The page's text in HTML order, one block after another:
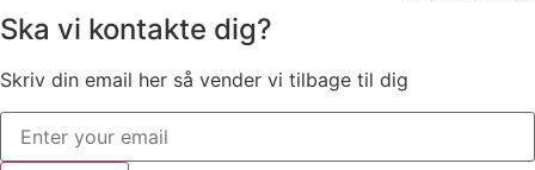
Ska vi kontakte dig?
Skriv din email her så vender vi tilbage til dig